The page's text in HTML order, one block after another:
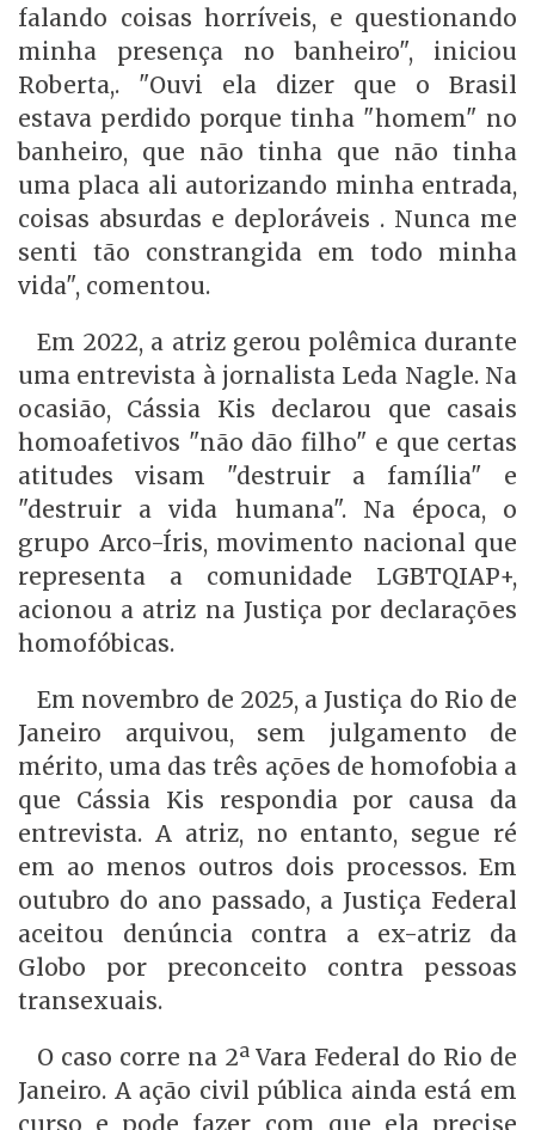
falando coisas horríveis, e questionando
minha presença no banheiro", iniciou
Roberta,. "Ouvi ela dizer que o Brasil
estava perdido porque tinha "homem" no
banheiro, que não tinha que não tinha
uma placa ali autorizando minha entrada,
coisas absurdas e deploráveis . Nunca me
senti tão constrangida em todo minha
vida", comentou.
Em 2022, a atriz gerou polêmica durante
uma entrevista à jornalista Leda Nagle. Na
ocasião, Cássia Kis declarou que casais
homoafetivos "não dão filho" e que certas
atitudes visam "destruir a família" e
"destruir a vida humana". Na época, o
grupo Arco-Íris, movimento nacional que
representa a comunidade LGBTQIAP+,
acionou a atriz na Justiça por declarações
homofóbicas.
Em novembro de 2025, a Justiça do Rio de
Janeiro arquivou, sem julgamento de
mérito, uma das três ações de homofobia a
que Cássia Kis respondia por causa da
entrevista. A atriz, no entanto, segue ré
em ao menos outros dois processos. Em
outubro do ano passado, a Justiça Federal
aceitou denúncia contra a ex-atriz da
Globo por preconceito contra pessoas
transexuais.
O caso corre na 2ª Vara Federal do Rio de
Janeiro. A ação civil pública ainda está em